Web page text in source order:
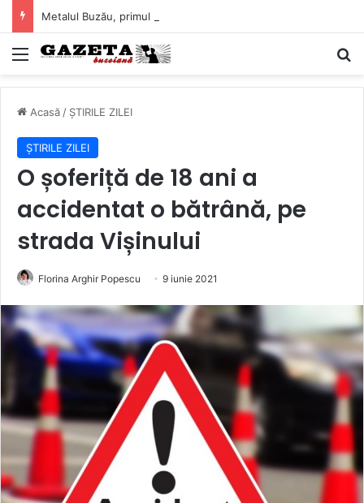
Mediu
Acasă / ȘTIRILE ZILEI
ȘTIRILE ZILEI
O șoferiță de 18 ani a
accidentat o bătrână, pe
strada Vișinului
Florina Arghir Popescu 9 iunie 2021